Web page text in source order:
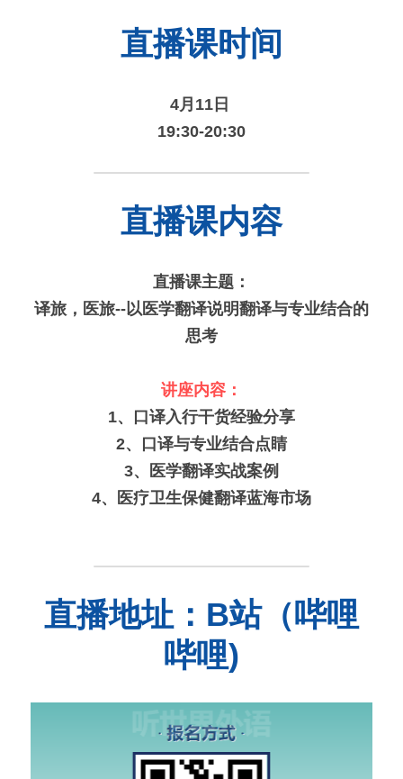
直播课时间
4月11日
19:30-20:30
直播课内容
直播课主题：
译旅，医旅--以医学翻译说明翻译与专业结合的
思考
讲座内容：
1、口译入行干货经验分享
2、口译与专业结合点睛
3、医学翻译实战案例
4、医疗卫生保健翻译蓝海市场
直播地址：B站（哔哩
哔哩)